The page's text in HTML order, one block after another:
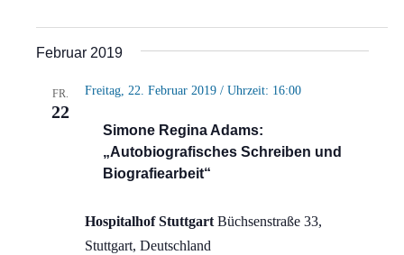
Februar 2019
FR.
22
Simone Regina Adams:
„Autobiografisches Schreiben und
Biografiearbeit“
Freitag, 22. Februar 2019 / Uhrzeit: 16:00
Hospitalhof Stuttgart Büchsenstraße 33,
Stuttgart, Deutschland